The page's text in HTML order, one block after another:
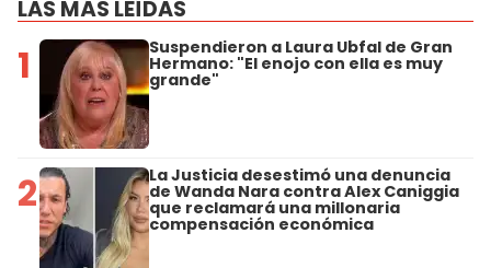
LAS MÁS LEÍDAS
1 Suspendieron a Laura Ubfal de Gran
Hermano: "El enojo con ella es muy
grande"
2 La Justicia desestimó una denuncia
de Wanda Nara contra Alex Caniggia
que reclamará una millonaria
compensación económica